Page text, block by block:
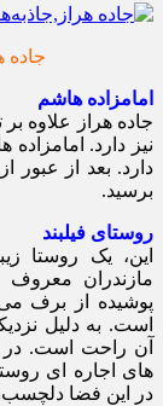
جاده
امامزاده هاشم
جاده هراز علاوه
نیز دارد.
دارد. بعد از عبور
برسید.
روستای فیلبند
این، یک روستا
مازندران
پوشیده از برف می
است. به دلیل
آن راحت است. در
های اجاره ای
در این فضا